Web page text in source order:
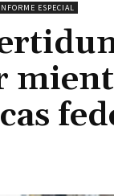
ESPECIAL